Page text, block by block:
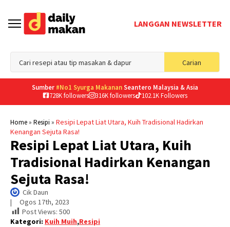
LANGGAN NEWSLETTER
Carian
for:
Sumber #No1 Syurga MakananSeantero Malaysia & Asia
728K followers
316K followers 102.1K Followers
Home» Resipi » Resipi Lepat Liat Utara, Kuih Tradisional Hadirkan
Kenangan Sejuta Rasa!
Resipi Lepat Liat Utara, Kuih
Tradisional Hadirkan Kenangan
Sejuta Rasa!
Cik Daun
| Ogos 17th, 2023
Post Views: 500
Kategori: Kuih Muih,Resipi